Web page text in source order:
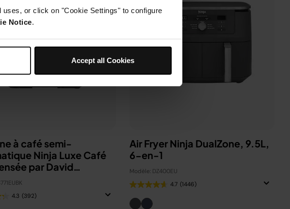
or click on "Cookie Settings" to configure
Notice.
Accept all Cookies
à café semi-
Ninja Luxe Café
par David
4.3 (392)
Air Fryer Ninja DualZone, 9.5L,
6-en-1
Modèle: DZ400EU
4.7 (1446)